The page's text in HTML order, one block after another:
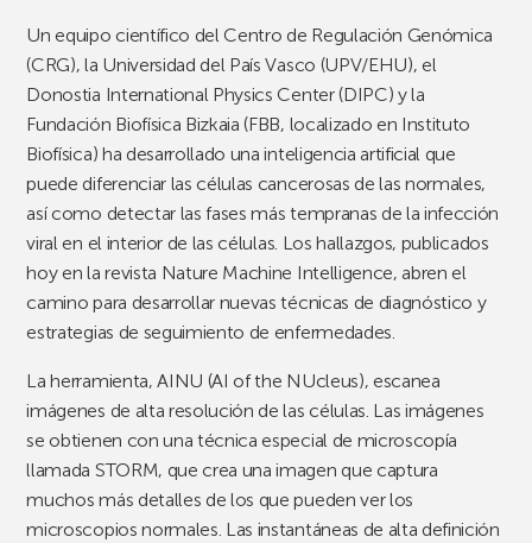
Un equipo científico del Centro de Regulación Genómica
(CRG), la Universidad del País Vasco (UPV/EHU), el
Donostia International Physics Center (DIPC) y la
Fundación Biofísica Bizkaia (FBB, localizado en Instituto
Biofísica) ha desarrollado una inteligencia artificial que
puede diferenciar las células cancerosas de las normales,
así como detectar las fases más tempranas de la infección
viral en el interior de las células. Los hallazgos, publicados
hoy en la revista Nature Machine Intelligence, abren el
camino para desarrollar nuevas técnicas de diagnóstico y
estrategias de seguimiento de enfermedades.
La herramienta, AINU (AI of the NUcleus), escanea
imágenes de alta resolución de las células. Las imágenes
se obtienen con una técnica especial de microscopía
llamada STORM, que crea una imagen que captura
muchos más detalles de los que pueden ver los
microscopios normales. Las instantáneas de alta definición